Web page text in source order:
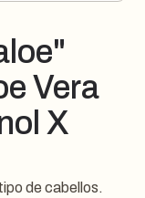
Vera
X
de cabellos.